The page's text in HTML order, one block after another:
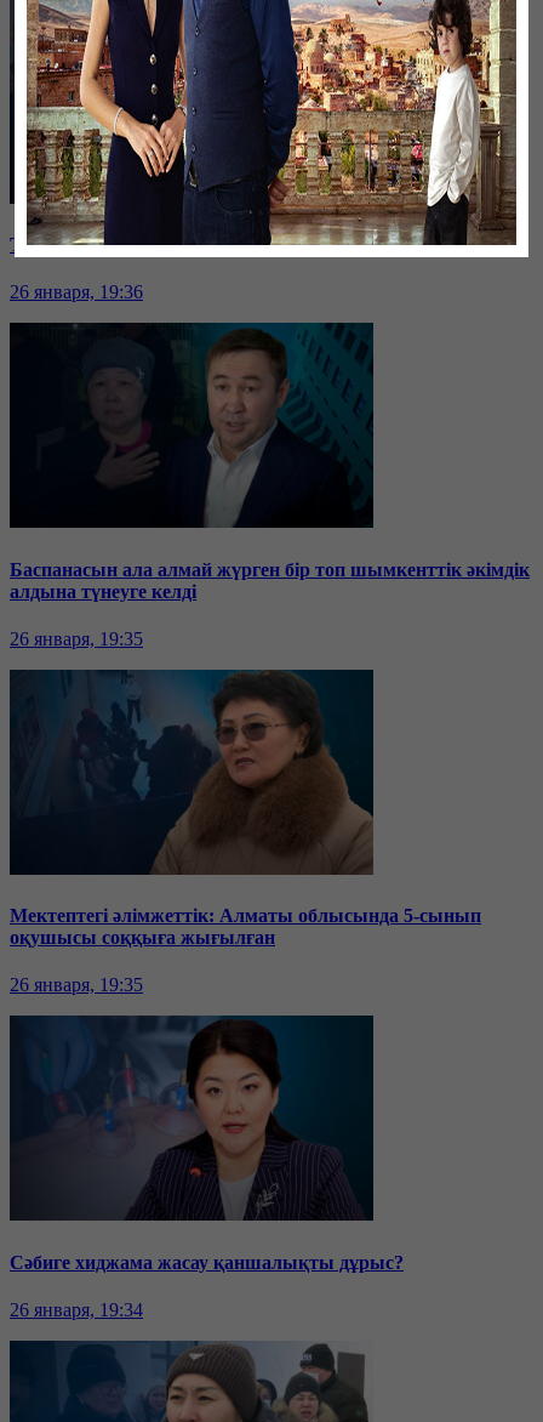
Таразда ТЭЦ қызметкерлері жалақы көтеруді талап етті
26 января, 19:36
Баспанасын ала алмай жүрген бір топ шымкенттік әкімдік
алдына түнеуге келді
26 января, 19:35
Мектептегі әлімжеттік: Алматы облысында 5-сынып
оқушысы соққыға жығылған
26 января, 19:35
Сәбиге хиджама жасау қаншалықты дұрыс?
26 января, 19:34